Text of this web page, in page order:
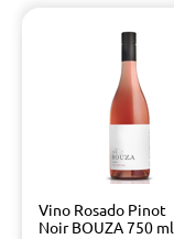
Vino Rosado Pinot
Noir BOUZA 750 ml